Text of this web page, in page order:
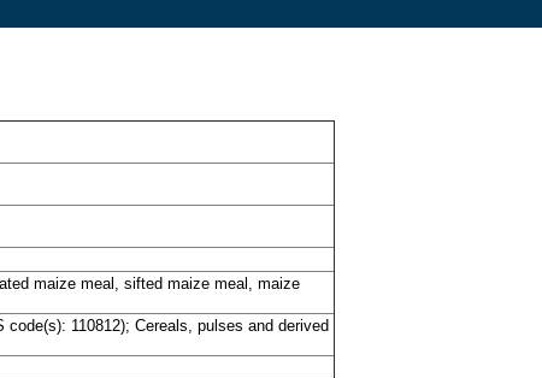
maize meal, sifted maize meal, maize
110812); Cereals, pulses and derived